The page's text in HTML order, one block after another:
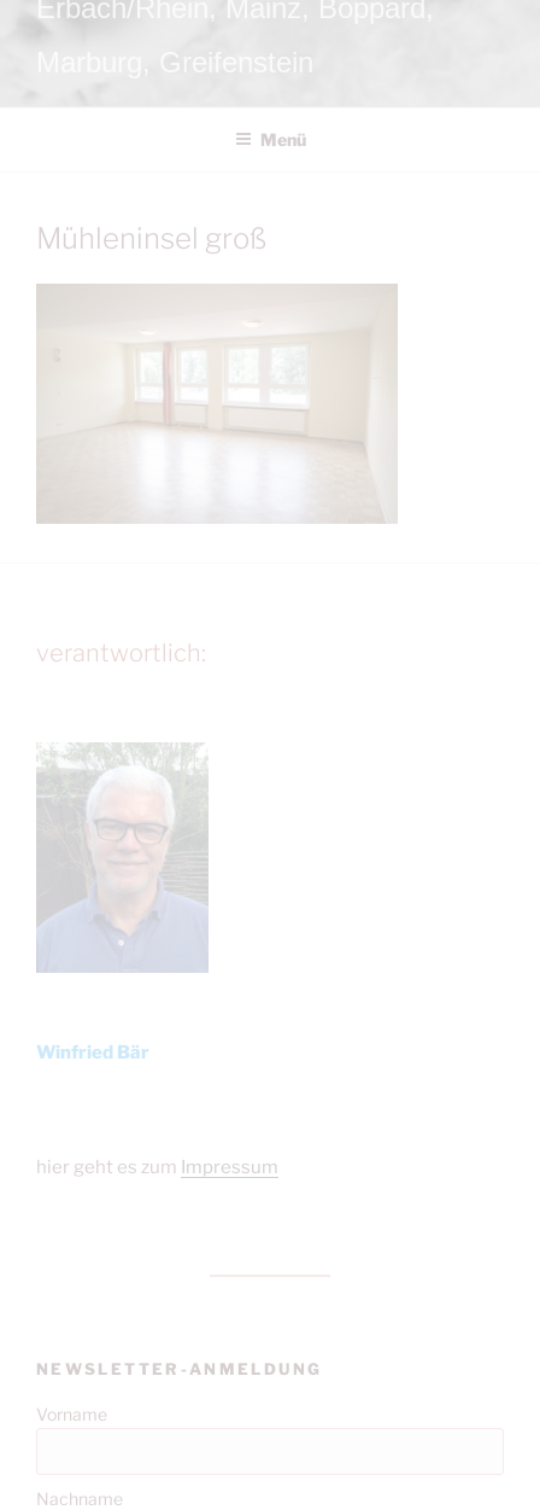
Erbach/Rhein, Mainz, Boppard,
Marburg, Greifenstein
Menü
Mühleninsel groß
verantwortlich:
Winfried Bär
hier geht es zum Impressum
NEWSLETTER-ANMELDUNG
Vorname
Nachname